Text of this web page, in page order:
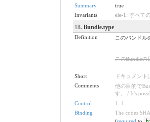
Summary
true
Invariants
ele-1 : すべて
18. Bundle.type
Definition このバンドル
このBundleの
Short
ドキュメント
Comments
他の目的で
す。 / It's
Control
1
1
Binding
The codes